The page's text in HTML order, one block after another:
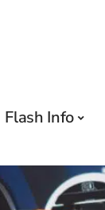
Flash Info